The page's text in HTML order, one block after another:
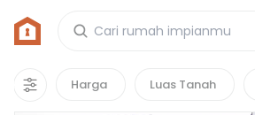
Harga Luas Tanah
Rumah di Permata Cimanggis
58properti
Hot Deals